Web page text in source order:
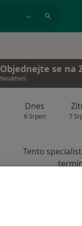
Objednejte se na
Neaktivní
Dnes
6 Srpen 7
Tento